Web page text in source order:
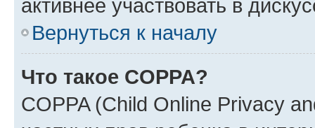
активнее участвовать в
Вернуться к началу
Что такое COPPA?
COPPA (Child Online Privacy